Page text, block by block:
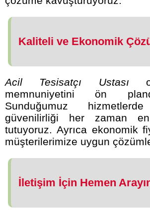
Kaliteli ve Ekonomik
Acil Tesisatçı Ustası
memnuniyetini ön
Sunduğumuz
güvenilirliği her zaman
tutuyoruz. Ayrıca ekonomik
müşterilerimize uygun
İletişim İçin Hemen